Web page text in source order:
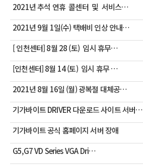
2021년 추석 연휴 콜센터 및 서비스…
2021년 9월 1일(수) 택배비 인상 안내…
[ 인천센터] 8월 28 (토) 임시 휴무…
[인천센터] 8월 14 (토) 임시 휴무 …
2021년 8월 16일 (월) 광복절 대체공…
기가바이트 DRIVER 다운로드 사이트 서버…
기가바이트 공식 홈페이지 서버 장애
G5,G7 VD Series VGA Dri…